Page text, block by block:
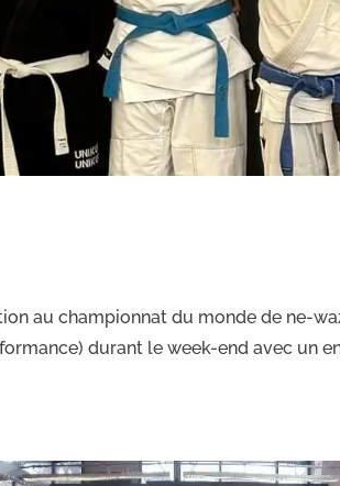
au championnat du monde de ne-
durant le week-end avec un